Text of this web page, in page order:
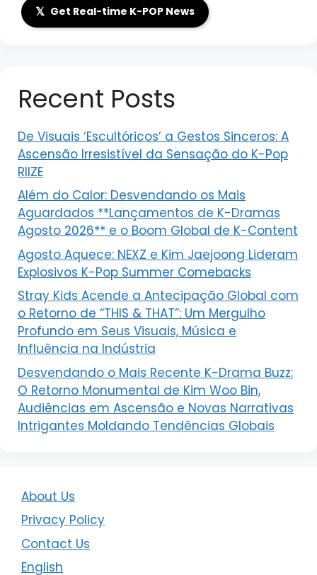
𝕏 Get Real-time K-POP News
Recent Posts
De Visuais ‘Escultóricos’ a Gestos Sinceros: A
Ascensão Irresistível da Sensação do K-Pop
RIIZE
Além do Calor: Desvendando os Mais
Aguardados **Lançamentos de K-Dramas
Agosto 2026** e o Boom Global de K-Content
Agosto Aquece: NEXZ e Kim Jaejoong Lideram
Explosivos K-Pop Summer Comebacks
Stray Kids Acende a Antecipação Global com
o Retorno de “THIS & THAT”: Um Mergulho
Profundo em Seus Visuais, Música e
Influência na Indústria
Desvendando o Mais Recente K-Drama Buzz:
O Retorno Monumental de Kim Woo Bin,
Audiências em Ascensão e Novas Narrativas
Intrigantes Moldando Tendências Globais
About Us
Privacy Policy
Contact Us
English